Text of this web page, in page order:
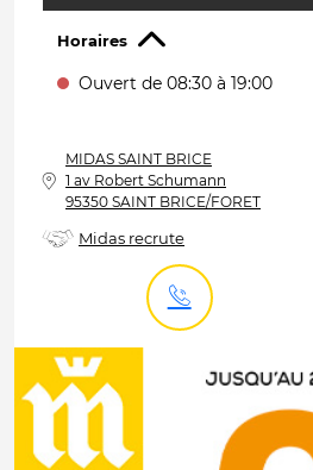
Horaires
Ouvert de 08:30 à 19:00
MIDAS SAINT BRICE
1 av Robert Schumann
95350 SAINT BRICE/FORET
Midas recrute